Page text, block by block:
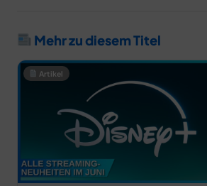
Mehr zu diesem Titel
Artikel